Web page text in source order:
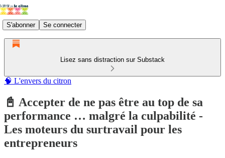
S'abonner Se connecter
Lisez sans distraction sur Substack
🧠 L'envers du citron
📓 Accepter de ne pas être au top de sa
performance … malgré la culpabilité -
Les moteurs du surtravail pour les
entrepreneurs